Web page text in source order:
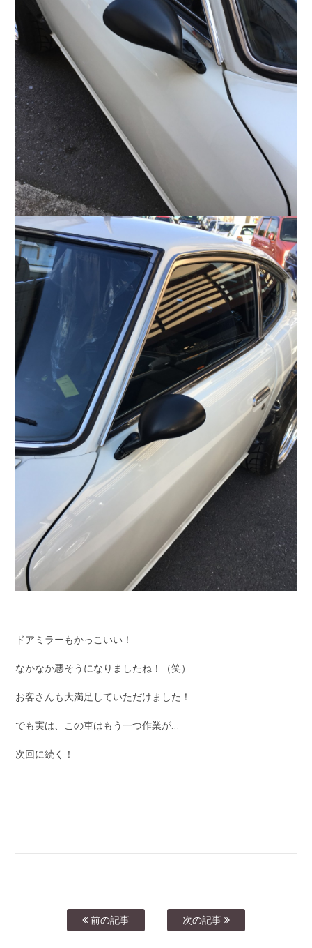
ドアミラーもかっこいい！
なかなか悪そうになりましたね！（笑）
お客さんも大満足していただけました！
でも実は、この車はもう一つ作業が…
次回に続く！
前の記事 次の記事